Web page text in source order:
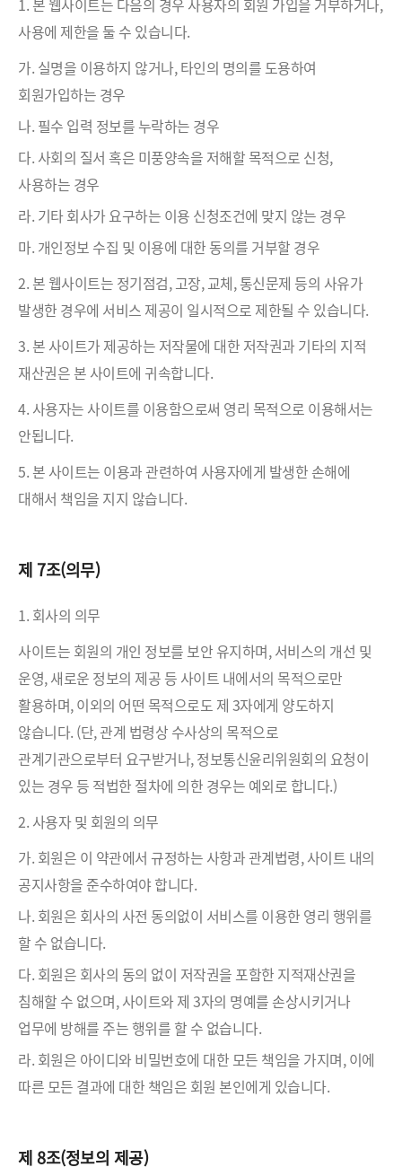
1. 본 웹사이트는 다음의 경우 사용자의 회원 가입을 거부하거나,
사용에 제한을 둘 수 있습니다.
가. 실명을 이용하지 않거나, 타인의 명의를 도용하여
회원가입하는 경우
나. 필수 입력 정보를 누락하는 경우
다. 사회의 질서 혹은 미풍양속을 저해할 목적으로 신청,
사용하는 경우
라. 기타 회사가 요구하는 이용 신청조건에 맞지 않는 경우
마. 개인정보 수집 및 이용에 대한 동의를 거부할 경우
2. 본 웹사이트는 정기점검, 고장, 교체, 통신문제 등의 사유가
발생한 경우에 서비스 제공이 일시적으로 제한될 수 있습니다.
3. 본 사이트가 제공하는 저작물에 대한 저작권과 기타의 지적
재산권은 본 사이트에 귀속합니다.
4. 사용자는 사이트를 이용함으로써 영리 목적으로 이용해서는
안됩니다.
5. 본 사이트는 이용과 관련하여 사용자에게 발생한 손해에
대해서 책임을 지지 않습니다.
제 7조(의무)
1. 회사의 의무
사이트는 회원의 개인 정보를 보안 유지하며, 서비스의 개선 및
운영, 새로운 정보의 제공 등 사이트 내에서의 목적으로만
활용하며, 이외의 어떤 목적으로도 제 3자에게 양도하지
않습니다. (단, 관계 법령상 수사상의 목적으로
관계기관으로부터 요구받거나, 정보통신윤리위원회의 요청이
있는 경우 등 적법한 절차에 의한 경우는 예외로 합니다.)
2. 사용자 및 회원의 의무
가. 회원은 이 약관에서 규정하는 사항과 관계법령, 사이트 내의
공지사항을 준수하여야 합니다.
나. 회원은 회사의 사전 동의없이 서비스를 이용한 영리 행위를
할 수 없습니다.
다. 회원은 회사의 동의 없이 저작권을 포함한 지적재산권을
침해할 수 없으며, 사이트와 제 3자의 명예를 손상시키거나
업무에 방해를 주는 행위를 할 수 없습니다.
라. 회원은 아이디와 비밀번호에 대한 모든 책임을 가지며, 이에
따른 모든 결과에 대한 책임은 회원 본인에게 있습니다.
제 8조(정보의 제공)